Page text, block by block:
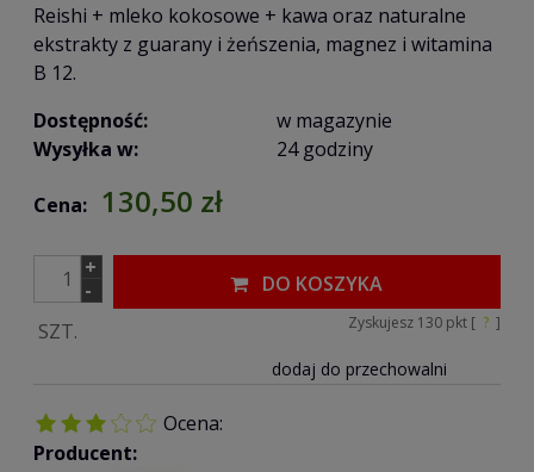
Reishi + mleko kokosowe + kawa oraz naturalne
ekstrakty z guarany i żeńszenia, magnez i witamina
B 12.
Dostępność:
w magazynie
Wysyłka w:
24 godziny
Cena: 130,50 zł
+
-
SZT.
DO KOSZYKA
Zyskujesz 130pkt [ ? ]
dodaj do przechowalni
Ocena:
Producent: